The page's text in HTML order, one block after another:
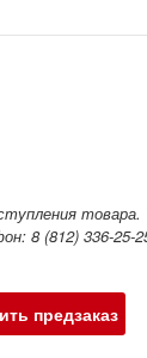
товара.
8 (812) 336-25-
предзаказ